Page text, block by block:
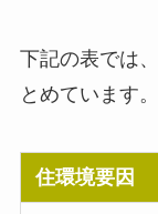
下記の表では、
とめています。
住環境要因